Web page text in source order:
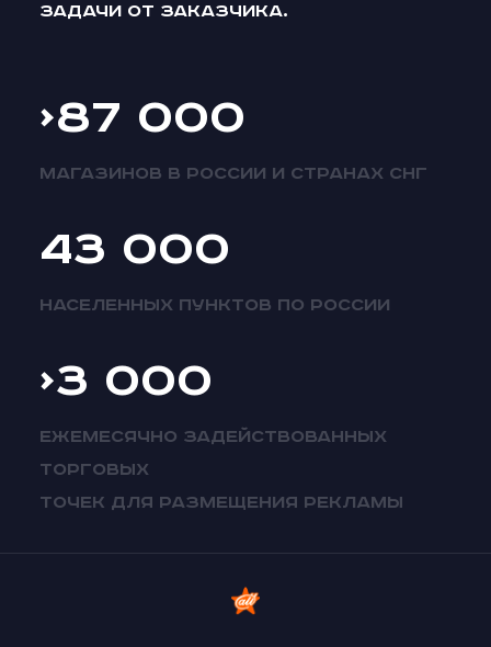
задачи от заказчика.
>87 000
магазинов в России и странах СНГ
43 000
Населенных пунктов по России
>3 000
ежемесячно задействованных
торговых
точек для размещения рекламы